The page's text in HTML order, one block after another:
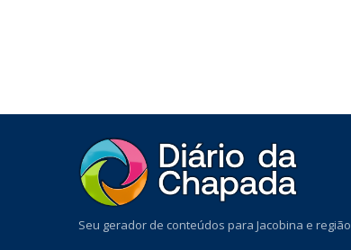
Seu gerador de conteúdos para Jacobina e região